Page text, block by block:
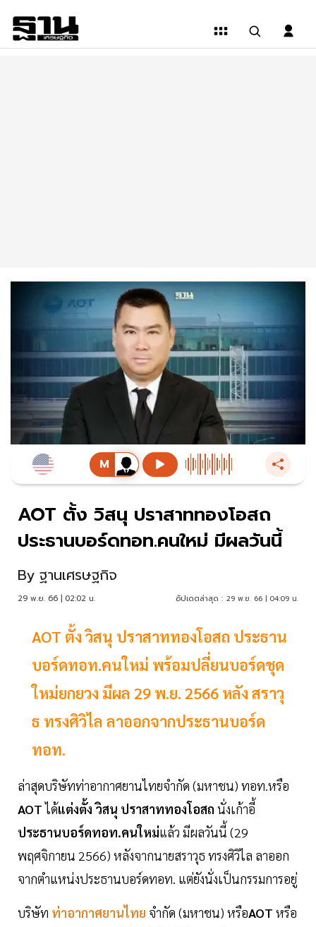
AOT ตั้ง วิสนุ ปราสาททองโอสถ
ประธานบอร์ดทอท.คนใหม่ มีผลวันนี้
By ฐานเศรษฐกิจ
29 พ.ย. 66 | 02:02 น. อัปเดตล่าสุด : 29 พ.ย. 66 | 04:09 น.
AOT ตั้ง วิสนุ ปราสาททองโอสถ ประธาน
บอร์ดทอท.คนใหม่ พร้อมปลี่ยนบอร์ดชุด
ใหม่ยกยวง มีผล 29 พ.ย. 2566 หลัง สราวุ
ธ ทรงศิวิไล ลาออกจากประธานบอร์ด
ทอท.
ล่าสุดบริษัทท่าอากาศยานไทยจำกัด (มหาชน) ทอท.หรือ
AOTได้แต่งตั้ง วิสนุ ปราสาททองโอสถ นั่งเก้าอี้
ประธานบอร์ดทอท.คนใหม่แล้ว มีผลวันนี้ (29
พฤศจิกายน 2566) หลังจากนายสราวุธ ทรงศิวิไล ลาออก
จากตำแหน่งประธานบอร์ดทอท. แต่ยังนั่งเป็นกรรมการอยู่
บริษัท ท่าอากาศยานไทย จำกัด (มหาชน) หรือAOT หรือ